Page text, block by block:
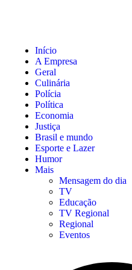
Início
A Empresa
Geral
Culinária
Polícia
Política
Economia
Justiça
Brasil e mundo
Esporte e Lazer
Humor
Mais
Mensagem do dia
TV
Educação
TV Regional
Regional
Eventos